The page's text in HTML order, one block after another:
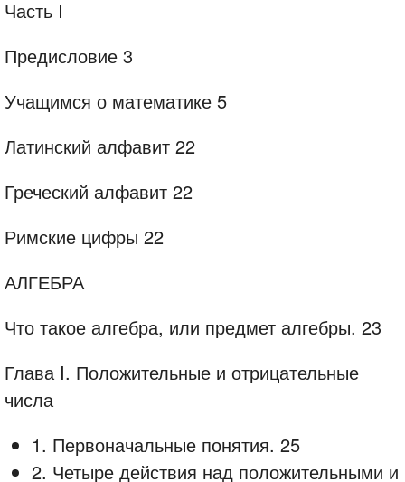
Часть I
Предисловие 3
Учащимся о математике 5
Латинский алфавит 22
Греческий алфавит 22
Римские цифры 22
АЛГЕБРА
Что такое алгебра, или предмет алгебры. 23
Глава I. Положительные и отрицательные
числа
1. Первоначальные понятия. 25
2. Четыре действия над положительными и